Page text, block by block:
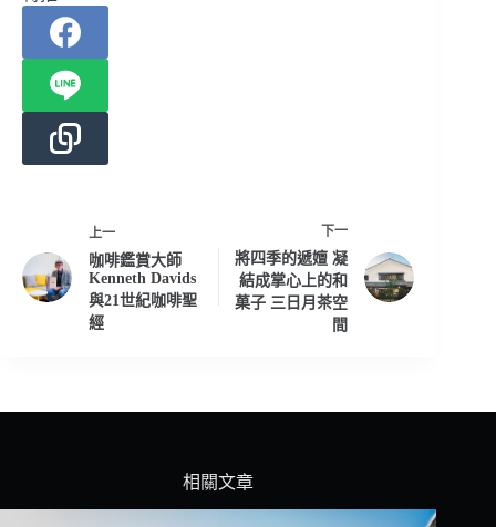
上一
咖啡鑑賞大師
Kenneth Davids
與21世紀咖啡聖
經
下一
將四季的遞嬗 凝
結成掌心上的和
菓子 三日月茶空
間
相關文章